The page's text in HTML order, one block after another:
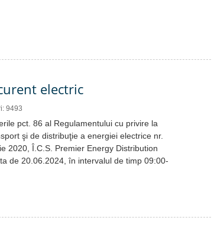
electric
9493
pct. 86 al Regulamentului cu privire la
şi de distribuţie a energiei electrice nr.
2020, Î.C.S. Premier Energy Distribution
de 20.06.2024, în intervalul de timp 09:00-